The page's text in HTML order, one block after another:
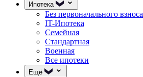
Ипотека
Без первоначального взноса
IT-Ипотека
Семейная
Стандартная
Военная
Все ипотеки
Ещё